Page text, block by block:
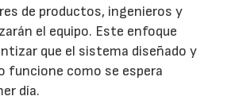
de productos, ingenieros y
el equipo. Este enfoque
que el sistema diseñado y
funcione como se espera
día.